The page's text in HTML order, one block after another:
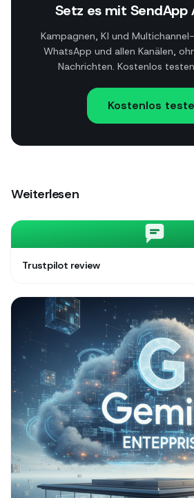
Setz es mit SendApp
Kampagnen, KI und
WhatsApp und allen Kanälen,
Nachrichten. Kostenlos
Kostenlos
Weiterlesen
Trustpilot review